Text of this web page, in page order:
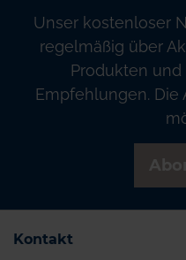
Unser kostenloser
regelmäßig über
Produkten
Empfehlungen.
Kontakt